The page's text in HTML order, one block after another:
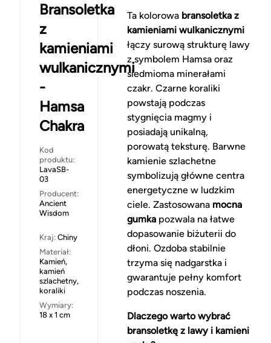
Bransoletka
z
kamieniami
wulkanicznymi
-
Hamsa
Chakra
Kod
produktu:
LavaSB-
03
Producent:
Ancient
Wisdom
Kraj: Chiny
Materiał:
Kamień,
kamień
szlachetny,
koraliki
Wymiary:
18 x 1 cm
Ta kolorowa bransoletka z
kamieniami wulkanicznymi
łączy surową strukturę lawy
z symbolem Hamsa oraz
siedmioma minerałami
czakr. Czarne koraliki
powstają podczas
stygnięcia magmy i
posiadają unikalną,
porowatą teksturę. Barwne
kamienie szlachetne
symbolizują główne centra
energetyczne w ludzkim
ciele. Zastosowana mocna
gumkapozwala na łatwe
dopasowanie biżuterii do
dłoni. Ozdoba stabilnie
trzyma się nadgarstka i
gwarantuje pełny komfort
podczas noszenia.
Dlaczego warto wybrać
bransoletkę z lawy i kamieni